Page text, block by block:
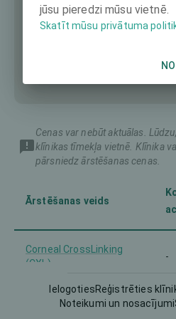
Cenas var nebūt aktuālas.
klīnikas tīmekļa vietnē. Klīnika
pārsniedz ārstēšanas cenas.
Ārstēšanas veids
Corneal CrossLinking
(CXL)
-
Femto-LASIK -
IelogotiesReģistrēties
Noteikumi un nosacījumi
jūsu pieredzi mūsu vietnē.
Skatīt mūsu privātuma